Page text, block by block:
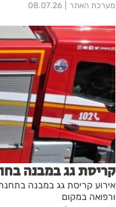
מערכת האתר 08.07.26
קריסת גג במבנה
אירוע קריסת גג במבנה
ורפואה במקום